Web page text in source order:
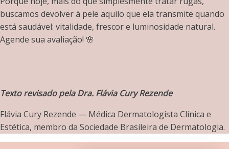
buscamos devolver à pele aquilo que ela transmite quando
está saudável: vitalidade, frescor e luminosidade natural.
Agende sua avaliação! 🌸
Texto revisado pela Dra. Flávia Cury Rezende
Flávia Cury Rezende — Médica Dermatologista Clínica e
Estética, membro da Sociedade Brasileira de Dermatologia.